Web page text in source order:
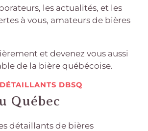
les actualités, et les
à vous, amateurs de bières
et devenez vous aussi
de la bière québécoise.
DBSQ
Québec
détaillants de bières